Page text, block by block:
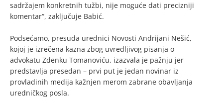
sadržajem konkretnih tužbi, nije moguće dati precizniji
komentar“, zaključuje Babić.
Podsećamo, presuda urednici Novosti Andrijani Nešić,
kojoj je izrečena kazna zbog uvredljivog pisanja o
advokatu Zdenku Tomanoviću, izazvala je pažnju jer
predstavlja presedan – prvi put je jedan novinar iz
provladinih medija kažnjen merom zabrane obavljanja
uredničkog posla.